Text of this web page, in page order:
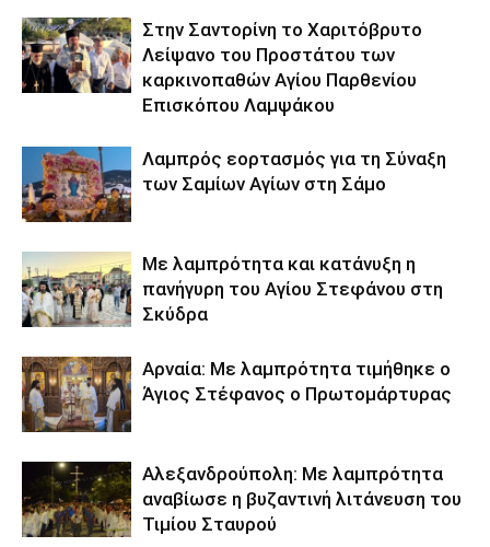
Στην Σαντορίνη το Χαριτόβρυτο
Λείψανο του Προστάτου των
καρκινοπαθών Αγίου Παρθενίου
Επισκόπου Λαμψάκου
Λαμπρός εορτασμός για τη Σύναξη
των Σαμίων Αγίων στη Σάμο
Με λαμπρότητα και κατάνυξη η
πανήγυρη του Αγίου Στεφάνου στη
Σκύδρα
Αρναία: Με λαμπρότητα τιμήθηκε ο
Άγιος Στέφανος ο Πρωτομάρτυρας
Αλεξανδρούπολη: Με λαμπρότητα
αναβίωσε η βυζαντινή λιτάνευση του
Τιμίου Σταυρού